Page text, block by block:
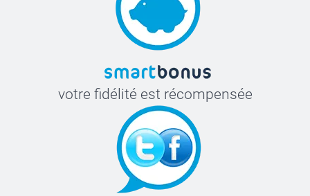
votre fidélité est récompensée